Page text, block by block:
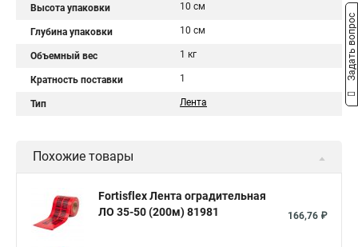
Высота упаковки 10 см
Глубина упаковки 10 см
Объемный вес 1 кг
Кратность поставки 1
Тип Лента
Похожие товары
Fortisflex Лента оградительная
ЛО 35-50 (200м) 81981
166,76 ₽
Задать вопрос